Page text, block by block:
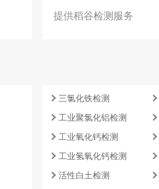
提供稻谷检测服务
三氯化铁检测
工业聚氯化铝检测
工业氧化钙检测
工业氢氧化钙检测
活性白土检测